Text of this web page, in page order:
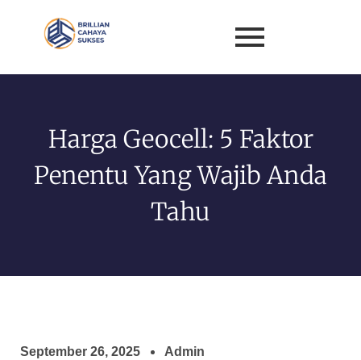
Harga Geocell: 5 Faktor
Penentu Yang Wajib Anda
Tahu
September 26, 2025 Admin